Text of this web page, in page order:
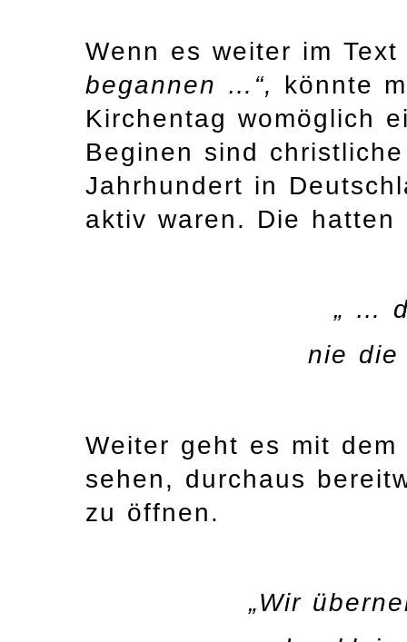
Wenn es weiter im
begannen …“, könnte
Kirchentag womöglich
Beginen sind
Jahrhundert in
aktiv waren. Die
„ …
nie die
Weiter geht es mit
sehen, durchaus
zu öffnen.
„Wir